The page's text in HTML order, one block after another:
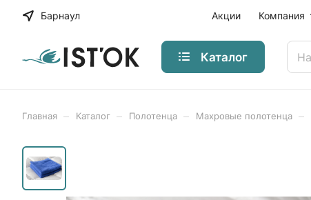
Барнаул Акции Компания
Каталог
Главная Каталог Полотенца Махровые полотенца